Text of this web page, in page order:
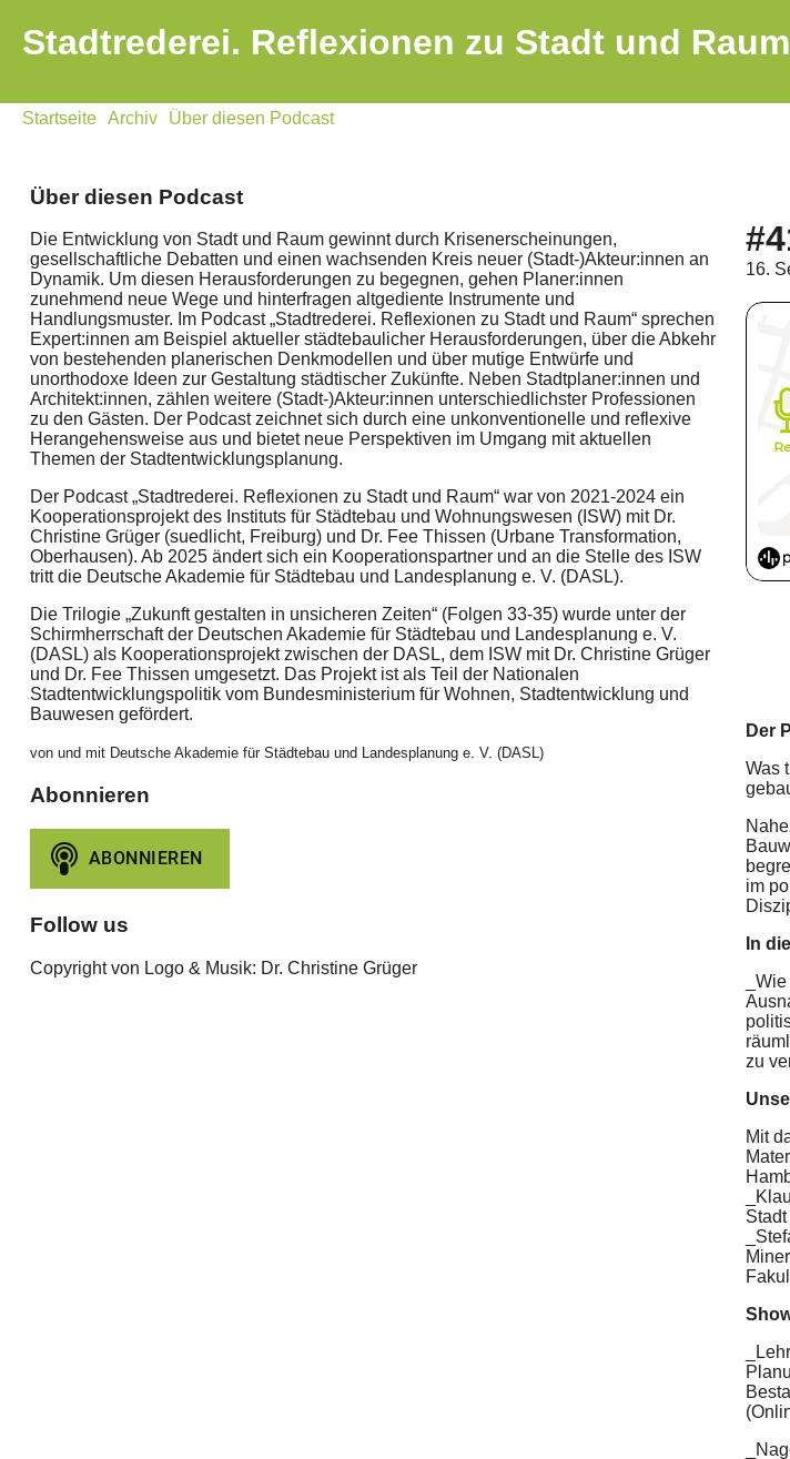
Stadtrederei. Reflexionen zu Stadt und Raum
Startseite Archiv Über diesen Podcast
Über diesen Podcast
Die Entwicklung von Stadt und Raum gewinnt durch Krisenerscheinungen,
gesellschaftliche Debatten und einen wachsenden Kreis neuer (Stadt-)Akteur:innen an
Dynamik. Um diesen Herausforderungen zu begegnen, gehen Planer:innen
zunehmend neue Wege und hinterfragen altgediente Instrumente und
Handlungsmuster. Im Podcast „Stadtrederei. Reflexionen zu Stadt und Raum“ sprechen
Expert:innen am Beispiel aktueller städtebaulicher Herausforderungen, über die Abkehr
von bestehenden planerischen Denkmodellen und über mutige Entwürfe und
unorthodoxe Ideen zur Gestaltung städtischer Zukünfte. Neben Stadtplaner:innen und
Architekt:innen, zählen weitere (Stadt-)Akteur:innen unterschiedlichster Professionen
zu den Gästen. Der Podcast zeichnet sich durch eine unkonventionelle und reflexive
Herangehensweise aus und bietet neue Perspektiven im Umgang mit aktuellen
Themen der Stadtentwicklungsplanung.
Der Podcast „Stadtrederei. Reflexionen zu Stadt und Raum“ war von 2021-2024 ein
Kooperationsprojekt des Instituts für Städtebau und Wohnungswesen (ISW) mit Dr.
Christine Grüger (suedlicht, Freiburg) und Dr. Fee Thissen (Urbane Transformation,
Oberhausen). Ab 2025 ändert sich ein Kooperationspartner und an die Stelle des ISW
tritt die Deutsche Akademie für Städtebau und Landesplanung e. V. (DASL).
Die Trilogie „Zukunft gestalten in unsicheren Zeiten“ (Folgen 33-35) wurde unter der
Schirmherrschaft der Deutschen Akademie für Städtebau und Landesplanung e. V.
(DASL) als Kooperationsprojekt zwischen der DASL, dem ISW mit Dr. Christine Grüger
und Dr. Fee Thissen umgesetzt. Das Projekt ist als Teil der Nationalen
Stadtentwicklungspolitik vom Bundesministerium für Wohnen, Stadtentwicklung und
Bauwesen gefördert.
von und mit Deutsche Akademie für Städtebau und Landesplanung e. V. (DASL)
Abonnieren
Follow us
Copyright von Logo & Musik: Dr. Christine Grüger
16.
Der
Was
im
In
zu
Mit